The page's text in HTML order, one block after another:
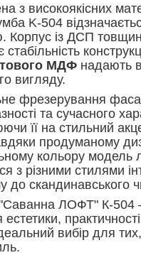
з високоякісних
K-504
Корпус із ДСП
стабільність
МДФ надають
вигляду.
фрезерування
та сучасного
її на стильний
продуманому
кольору модель
з різними стилями
до скандинавського
ЛОФТ" К-504
вибір для